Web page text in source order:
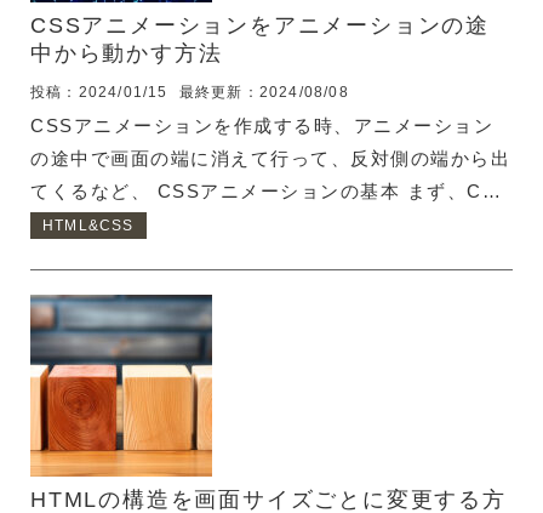
CSSアニメーションをアニメーションの途
中から動かす方法
投稿：2024/01/15 最終更新：2024/08/08
CSSアニメーションを作成する時、アニメーション
の途中で画面の端に消えて行って、反対側の端から出
てくるなど、 CSSアニメーションの基本 まず、CSS
アニメーションの基本をおさらいしておきましょう。
なアニメーションを指定するプロパティです。
@keyframesで定義したアニメーション名を指定しま
す。 // アニメーションさせる要素
.animation_element { animation-name: move; } //
アニメーションの内容 @keyframes move { 0% {}
100% {} } animat...
HTML&CSS
HTMLの構造を画面サイズごとに変更する方